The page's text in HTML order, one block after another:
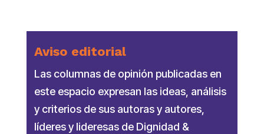
Aviso editorial
Las columnas de opinión publicadas en
este espacio expresan las ideas, análisis
y criterios de sus autoras y autores,
líderes y lideresas de Dignidad &